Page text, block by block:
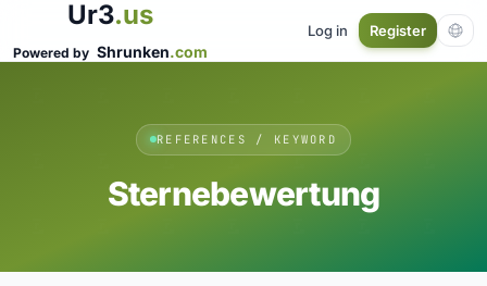
Ur3.us
Powered by Shrunken.com
Log in Register
REFERENCES / KEYWORD
Sternebewertung